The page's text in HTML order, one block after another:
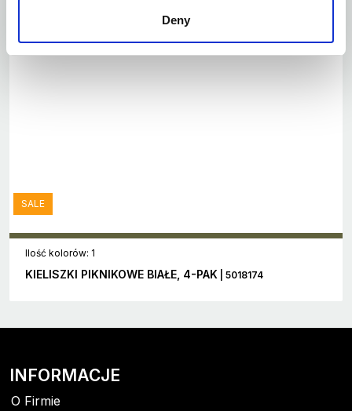
Deny
SALE
Ilość kolorów: 1
KIELISZKI PIKNIKOWE BIAŁE, 4-PAK | 5018174
INFORMACJE
O Firmie